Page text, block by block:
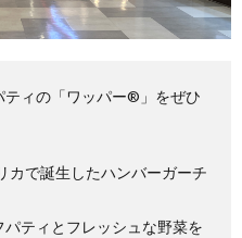
ィの「ワッパー®」をぜひ
カで誕生したハンバーガーチ
ティとフレッシュな野菜を